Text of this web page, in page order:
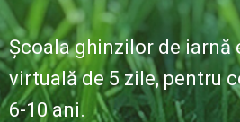
Școala ghinzilor de iarnă
virtuală de 5 zile, pentru
6-10 ani.